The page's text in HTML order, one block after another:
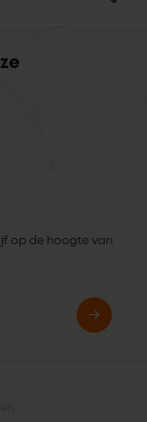
op de hoogte van